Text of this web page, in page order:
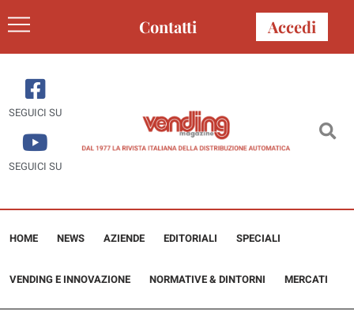
Contatti Accedi
SEGUICI SU
SEGUICI SU
HOME NEWS AZIENDE EDITORIALI SPECIALI
VENDING E INNOVAZIONE NORMATIVE & DINTORNI MERCATI